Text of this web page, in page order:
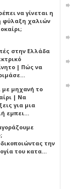
να γίνεται η
φύλαξη χαλιών
στην Ελλάδα
| Πώς να
με μηχανή το
| Να
για μια
εμπει…
την
του κατα…